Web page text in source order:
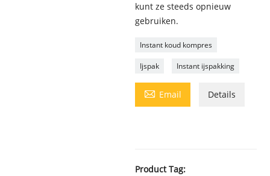
kunt ze steeds opnieuw
gebruiken.
Instant koud kompres
Ijspak Instant ijspakking
 Email Details
Product Tag: